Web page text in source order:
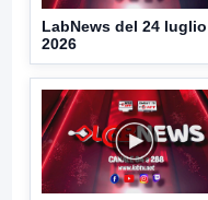
LabNews del 24 luglio
2026